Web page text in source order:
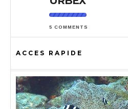
5 COMMENTS
ACCES RAPIDE